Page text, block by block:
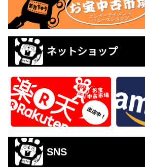
ネットショップ
SNS